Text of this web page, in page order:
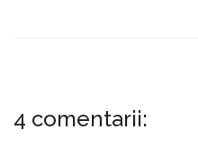
4 comentarii: